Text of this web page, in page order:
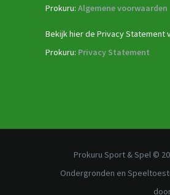
Prokuru: Algemene voorwaarden
Bekijk hier de Privacy Statement
Prokuru: Privacy Statement
Prokuru Sport & Spel ©
Ondergronden en